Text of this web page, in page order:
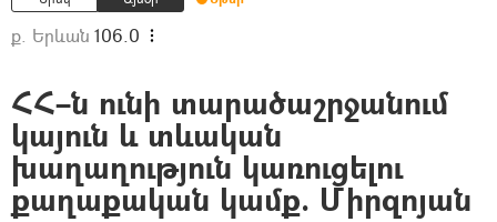
ք. Երևան 106.0
ՀՀ–ն ունի տարածաշրջանում
կայուն և տևական
խաղաղություն կառուցելու
քաղաքական կամք. Միրզոյան